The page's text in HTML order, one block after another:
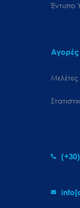
Έντυπο
Αγορές
Μελέτες